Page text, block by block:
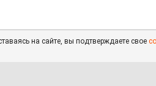
на сайте, вы подтверждаете свое